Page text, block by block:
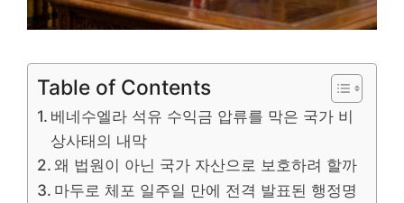
Table of Contents
베네수엘라 석유 수익금 압류를 막은 국가 비
상사태의 내막
왜 법원이 아닌 국가 자산으로 보호하려 할까
마두로 체포 일주일 만에 전격 발표된 행정명